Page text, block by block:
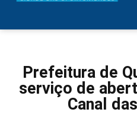
Prefeitura de
serviço de
Canal